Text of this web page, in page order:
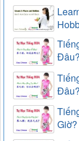
Giờ?